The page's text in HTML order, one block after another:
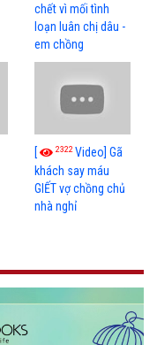
chết vì mối tình
loạn luân chị dâu -
em chồng
[ 2322Video] Gã
khách say máu
GIẾT vợ chồng chủ
nhà nghỉ